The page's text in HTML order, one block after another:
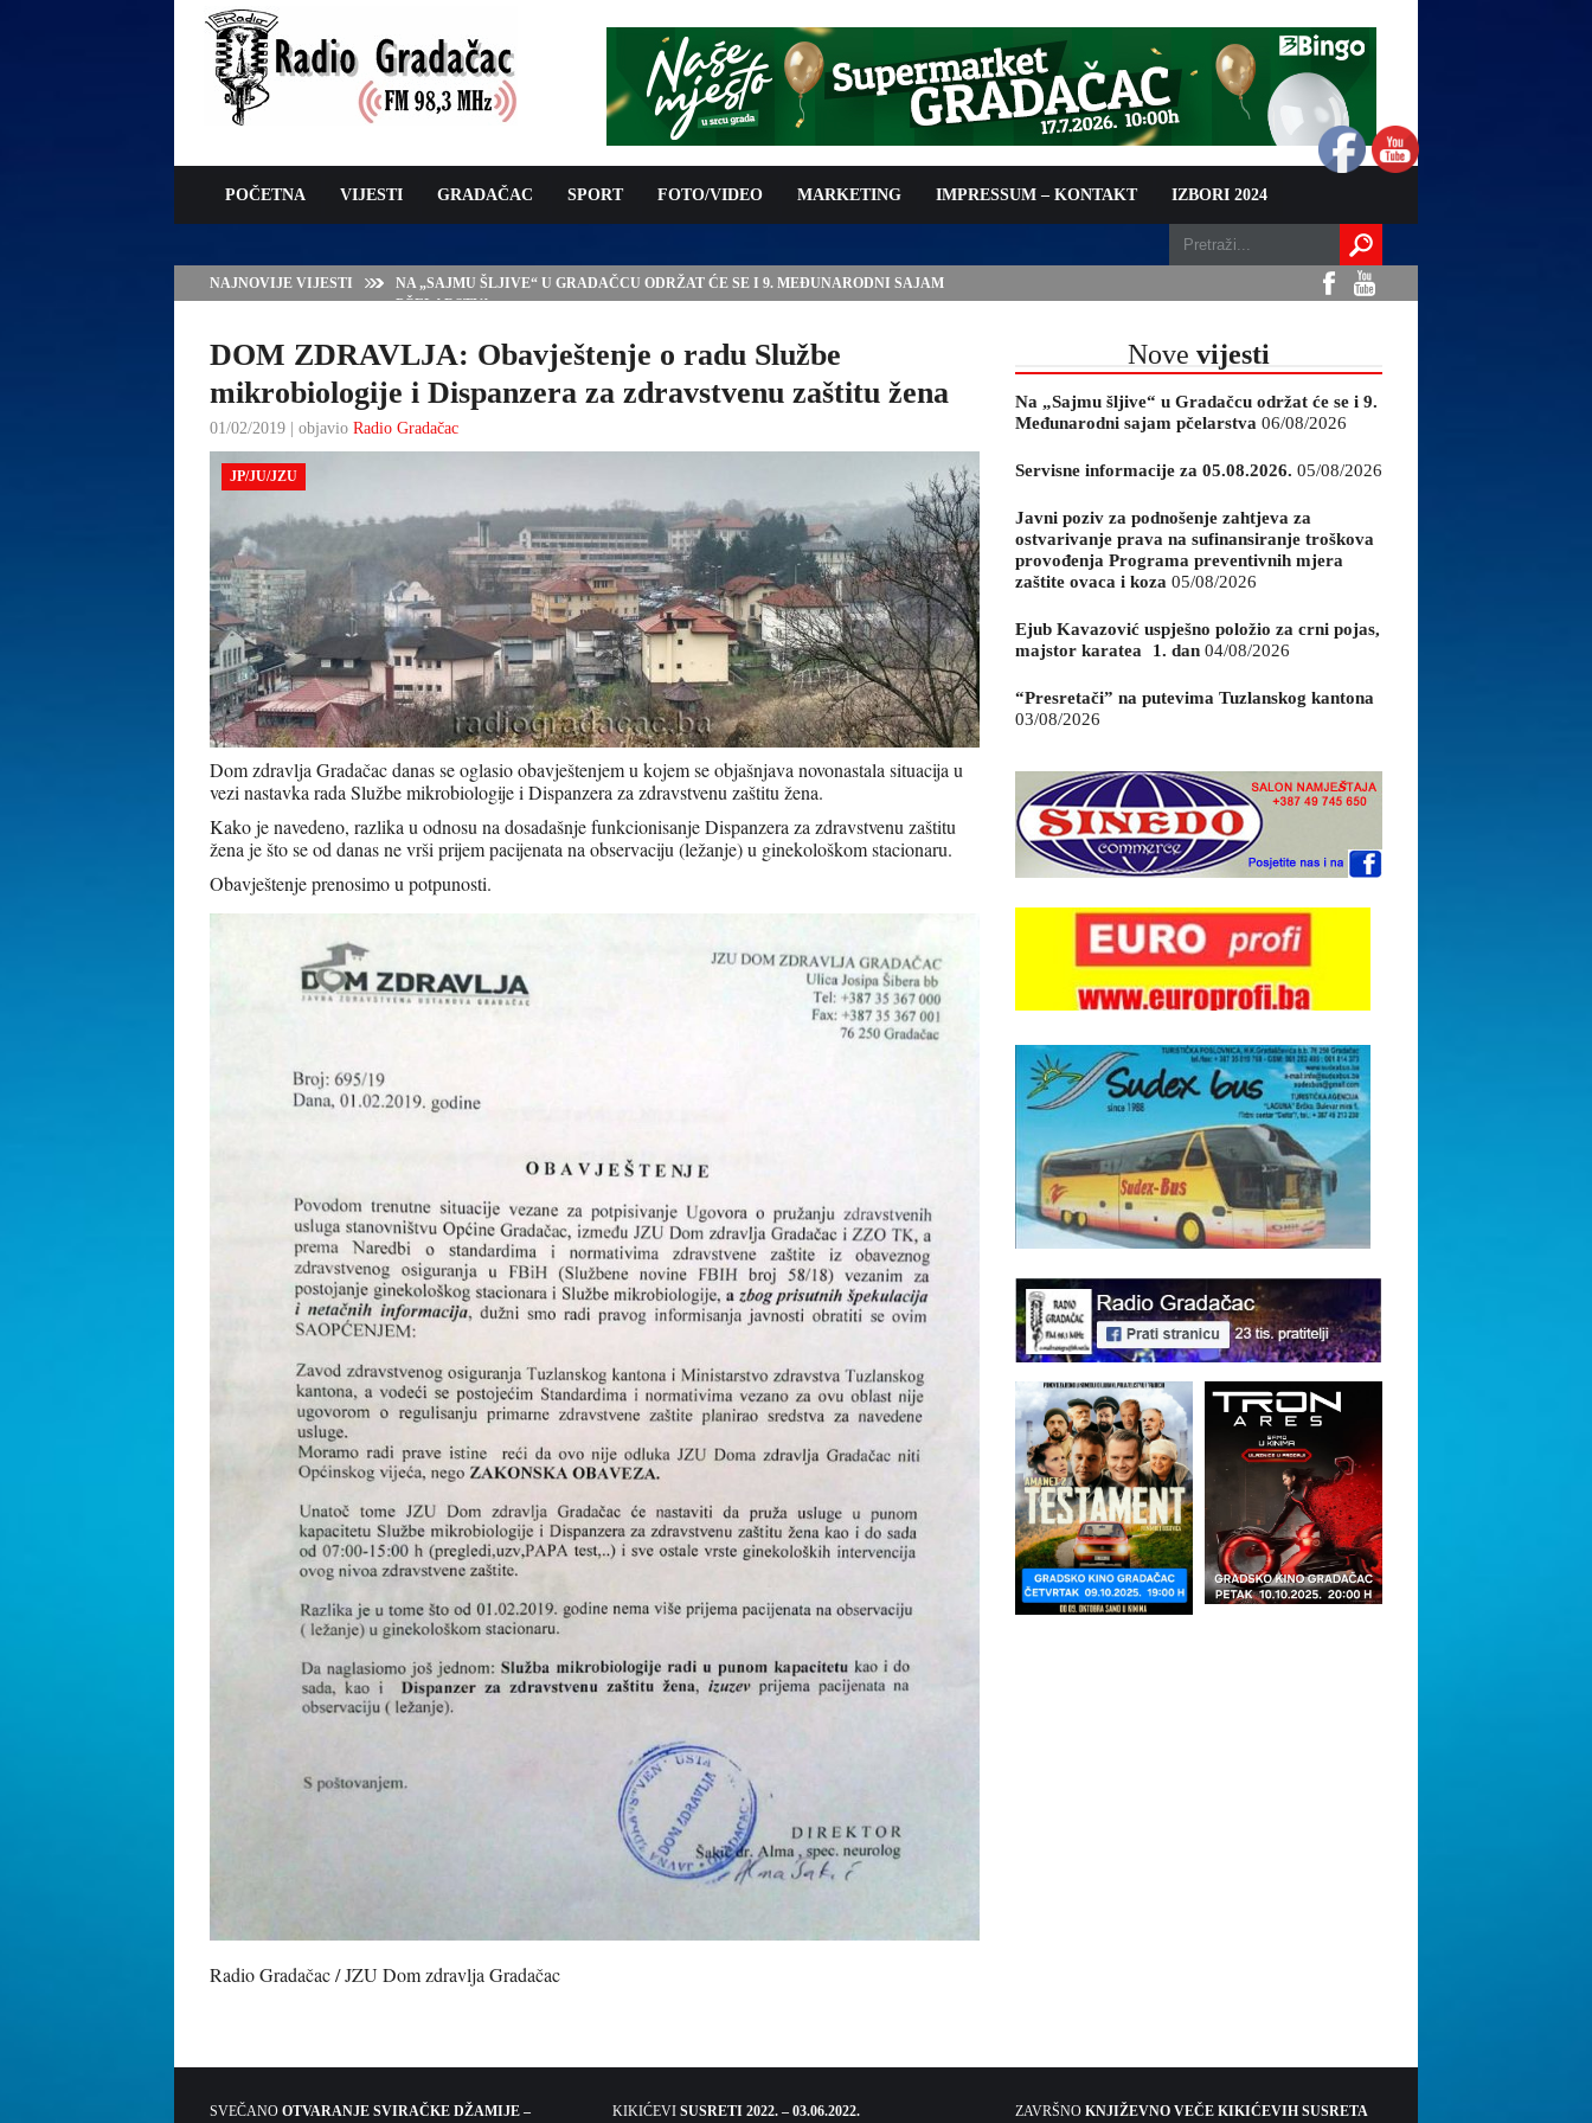
POČETNA VIJESTI GRADAČAC SPORT FOTO/VIDEO MARKETING IMPRESSUM – KONTAKT IZBORI 2024
NAJNOVIJE VIJESTI
NA „SAJMU ŠLJIVE“ U GRADAČCU ODRŽAT ĆE SE I 9. MEĐUNARODNI SAJAM
PČELARSTVA
DOM ZDRAVLJA: Obavještenje o radu Službe
mikrobiologije i Dispanzera za zdravstvenu zaštitu žena
01/02/2019 | objavio Radio Gradačac
JP/JU/JZU
Dom zdravlja Gradačac danas se oglasio obavještenjem u kojem se objašnjava novonastala situacija u
vezi nastavka rada Službe mikrobiologije i Dispanzera za zdravstvenu zaštitu žena.
Kako je navedeno, razlika u odnosu na dosadašnje funkcionisanje Dispanzera za zdravstvenu zaštitu
žena je što se od danas ne vrši prijem pacijenata na observaciju (ležanje) u ginekološkom stacionaru.
Obavještenje prenosimo u potpunosti.
Radio Gradačac / JZU Dom zdravlja Gradačac
Nove vijesti
Na „Sajmu šljive“ u Gradačcu održat će se i 9.
Međunarodni sajam pčelarstva 06/08/2026
Servisne informacije za 05.08.2026. 05/08/2026
Javni poziv za podnošenje zahtjeva za
ostvarivanje prava na sufinansiranje troškova
provođenja Programa preventivnih mjera
zaštite ovaca i koza 05/08/2026
Ejub Kavazović uspješno položio za crni pojas,
majstor karatea 1. dan 04/08/2026
“Presretači” na putevima Tuzlanskog kantona
03/08/2026
SVEČANO OTVARANJE SVIRAČKE DŽAMIJE –
KIKIĆEVI SUSRETI 2022. – 03.06.2022. ZAVRŠNO KNJIŽEVNO VEČE KIKIĆEVIH SUSRETA